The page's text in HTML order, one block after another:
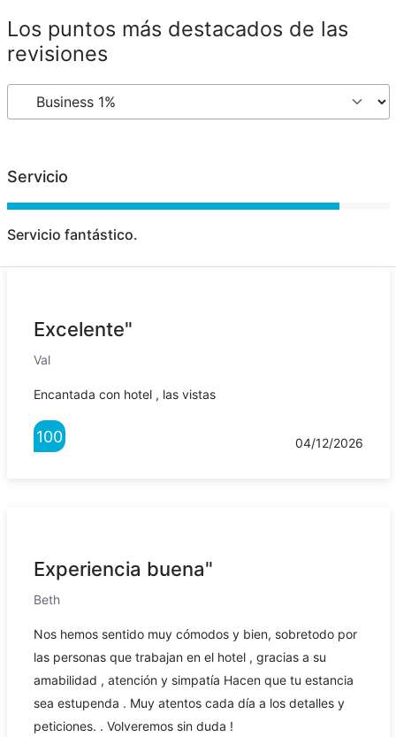
Los puntos más destacados de las
revisiones
Servicio
Servicio fantástico.
Excelente"
Val
Encantada con hotel , las vistas
100 04/12/2026
Experiencia buena"
Beth
Nos hemos sentido muy cómodos y bien, sobretodo por
las personas que trabajan en el hotel , gracias a su
amabilidad , atención y simpatía Hacen que tu estancia
sea estupenda . Muy atentos cada día a los detalles y
peticiones. . Volveremos sin duda !